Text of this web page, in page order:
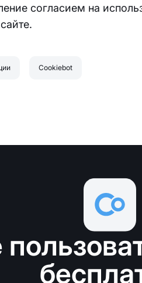
согласием на
Cookiebot